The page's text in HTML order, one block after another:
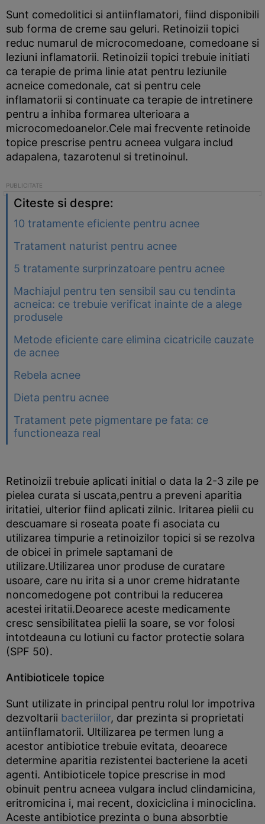
Sunt comedolitici si antiinflamatori, fiind disponibili
sub forma de creme sau geluri. Retinoizii topici
reduc numarul de microcomedoane, comedoane si
leziuni inflamatorii. Retinoizii topici trebuie initiati
ca terapie de prima linie atat pentru leziunile
acneice comedonale, cat si pentru cele
inflamatorii si continuate ca terapie de intretinere
pentru a inhiba formarea ulterioara a
microcomedoanelor.Cele mai frecvente retinoide
topice prescrise pentru acneea vulgara includ
adapalena, tazarotenul si tretinoinul.
Citeste si despre:
10 tratamente eficiente pentru acnee
Tratament naturist pentru acnee
5 tratamente surprinzatoare pentru acnee
Machiajul pentru ten sensibil sau cu tendinta
acneica: ce trebuie verificat inainte de a alege
produsele
Metode eficiente care elimina cicatricile cauzate
de acnee
Rebela acnee
Dieta pentru acnee
Tratament pete pigmentare pe fata: ce
functioneaza real
Retinoizii trebuie aplicati initial o data la 2-3 zile pe
pielea curata si uscata,pentru a preveni aparitia
iritatiei, ulterior fiind aplicati zilnic. Iritarea pielii cu
descuamare si roseata poate fi asociata cu
utilizarea timpurie a retinoizilor topici si se rezolva
de obicei in primele saptamani de
utilizare.Utilizarea unor produse de curatare
usoare, care nu irita si a unor creme hidratante
noncomedogene pot contribui la reducerea
acestei iritatii.Deoarece aceste medicamente
cresc sensibilitatea pielii la soare, se vor folosi
intotdeauna cu lotiuni cu factor protectie solara
(SPF 50).
Antibioticele topice
Sunt utilizate in principal pentru rolul lor impotriva
dezvoltarii bacteriilor, dar prezinta si proprietati
antiinflamatorii. Ultilizarea pe termen lung a
acestor antibiotice trebuie evitata, deoarece
determine aparitia rezistentei bacteriene la aceti
agenti. Antibioticele topice prescrise in mod
obinuit pentru acneea vulgara includ clindamicina,
eritromicina i, mai recent, doxiciclina i minociclina.
Aceste antibiotice prezinta o buna absorbtie